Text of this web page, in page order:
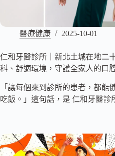
醫療健康 2025-10-01
仁和牙醫診所｜新北土城在地二
科、舒適環境，守護全家人的口
「讓每個來到診所的患者，都能
吃飯。」這句話，是 仁和牙醫